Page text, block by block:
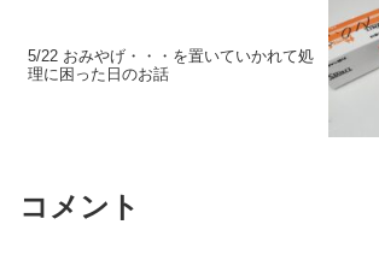
5/22 おみやげ・・・を置いていかれて処
理に困った日のお話
コメント